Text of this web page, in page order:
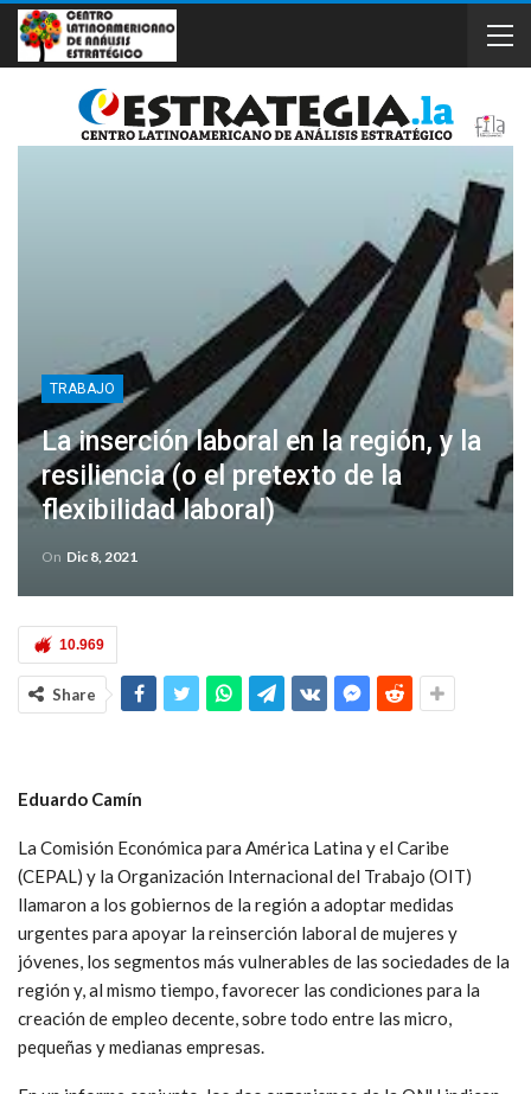
TRABAJO
La inserción laboral en la región, y la
resiliencia (o el pretexto de la
flexibilidad laboral)
On Dic 8, 2021
10.969
Share
Eduardo Camín
La Comisión Económica para América Latina y el Caribe
(CEPAL) y la Organización Internacional del Trabajo (OIT)
llamaron a los gobiernos de la región a adoptar medidas
urgentes para apoyar la reinserción laboral de mujeres y
jóvenes, los segmentos más vulnerables de las sociedades de la
región y, al mismo tiempo, favorecer las condiciones para la
creación de empleo decente, sobre todo entre las micro,
pequeñas y medianas empresas.